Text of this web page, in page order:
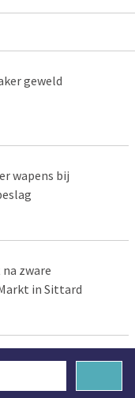
geweld
wapens bij
zware
in Sittard